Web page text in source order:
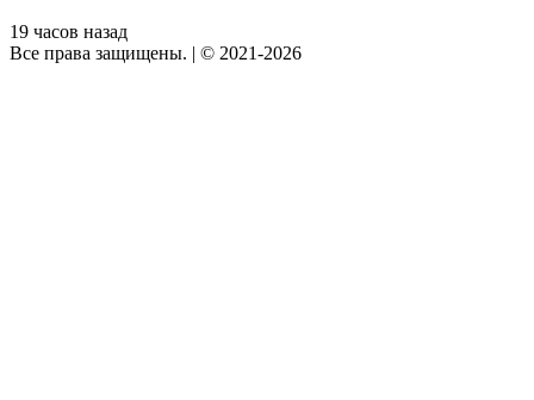
19 часов назад
Все права защищены. | © 2021-2026